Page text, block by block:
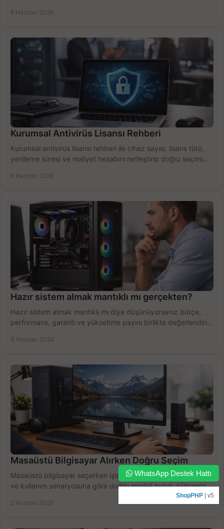
8 Haziran 2026
Kurumsal Antivirüs Lisansı Rehberi
Kurumsal antivirüs lisansı rehberi ile cihaz sayısı, lisans türü,
yenileme süresi ve maliyet hesabını netleştirip doğru seçimi
6 Haziran 2026
Hazır sistem almak mantıklı mı gerçekten?
Hazır sistem almak mantıklı mı diye düşünüyorsanız bütçe,
performans, garanti ve yükseltme payını birlikte değerlendirin,
4 Haziran 2026
Masaüstü Bilgisayar Alırken Doğru Seçim
Masaüstü bilgisayar seçerken işlemci, RAM, SSD, ekran kartı
ve kullanım senaryosuna göre doğru modeli bulun, bütçenizi
2 Haziran 2026
WhatsApp Destek Hattı
ShopPHP | v5